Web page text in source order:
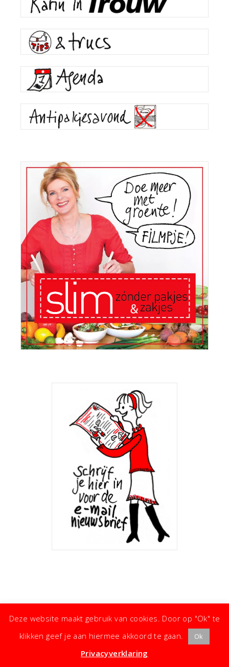
Koken met Karin· Kleine moeite, groot effect ·
Deze website maakt gebruik van cookies. Door op "Ok" te
klikken geef je aan hiermee akkoord te gaan.
Ok
Privacyverklaring